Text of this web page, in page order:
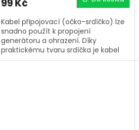
99 Kč
Kabel připojovací (očko-srdíčko) lze
snadno použít k propojení
generátoru a ohrazení. Díky
praktickému tvaru srdíčka je kabel
použitelný pro všechny druhy vodičů.